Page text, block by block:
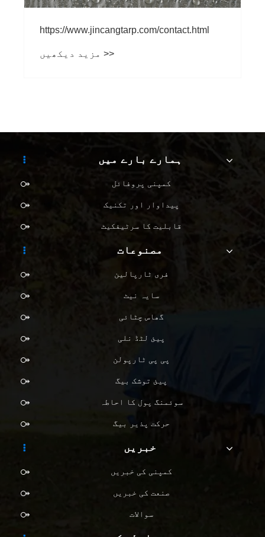
contact.html
ہمارے بارے میں
کمپنی پروفائل
پیداوار اور تکنیک
قابلیت کا سرٹیفکیٹ
مصنوعات
فری ٹارپالین
سایہ نیٹ
گھاس چٹائی
پیئ لٹڈ نلی
پی پی ٹارپولن
پیئ توشک بیگ
سوئمنگ پول کا احاطہ
حرکت پذیر بیگ
خبریں
کمپنی کی خبریں
صنعت کی خبریں
سوالات